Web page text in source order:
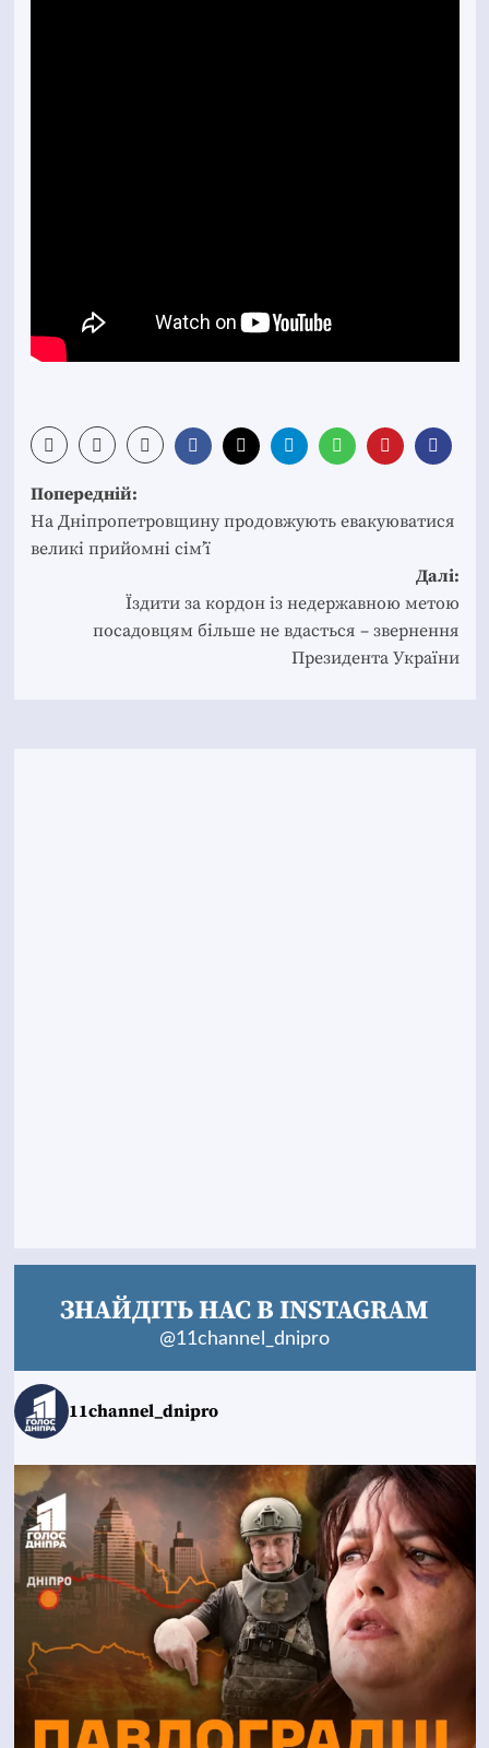
Post
navigation
Попередній:
На Дніпропетровщину продовжують евакуюватися
великі прийомні сім’ї
Далі:
Їздити за кордон із недержавною метою
посадовцям більше не вдасться – звернення
Президента України
ЗНАЙДІТЬ НАС В INSTAGRAM
@11channel_dnipro
11channel_dnipro